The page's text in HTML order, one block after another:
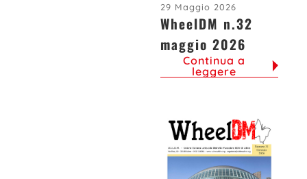
29 Maggio 2026
WheelDM n.32
maggio 2026
Continua a
leggere